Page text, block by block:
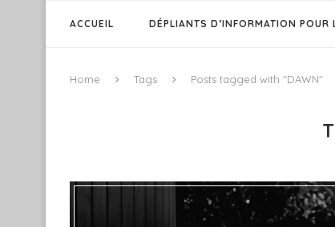
ACCUEIL DÉPLIANTS D’INFORMATION POUR
Home Tags Posts tagged with "DAWN"